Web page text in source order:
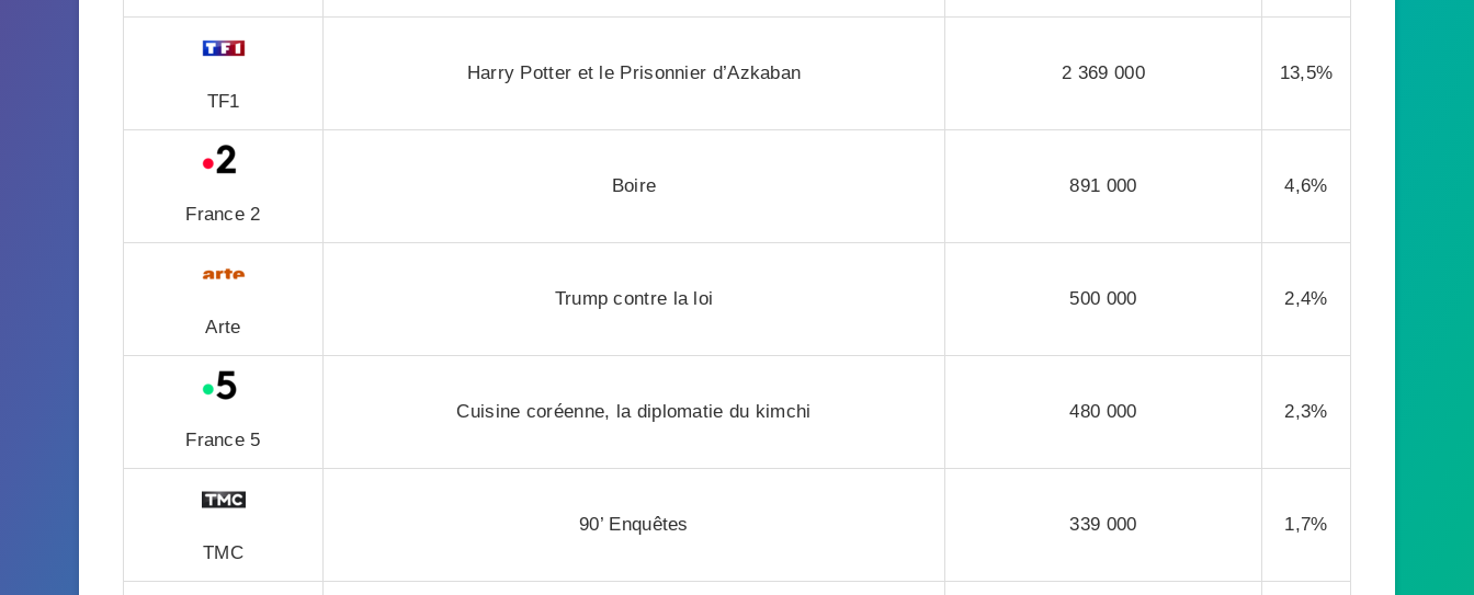
TF1
Harry Potter et le Prisonnier d’Azkaban 2 369 000 13,5%
France 2
Boire 891 000 4,6%
Arte
Trump contre la loi 500 000 2,4%
France 5
Cuisine coréenne, la diplomatie du kimchi 480 000 2,3%
TMC
90’ Enquêtes 339 000 1,7%